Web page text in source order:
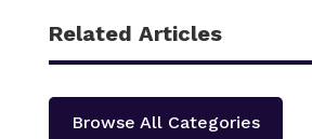
Related Articles
Browse All Categories